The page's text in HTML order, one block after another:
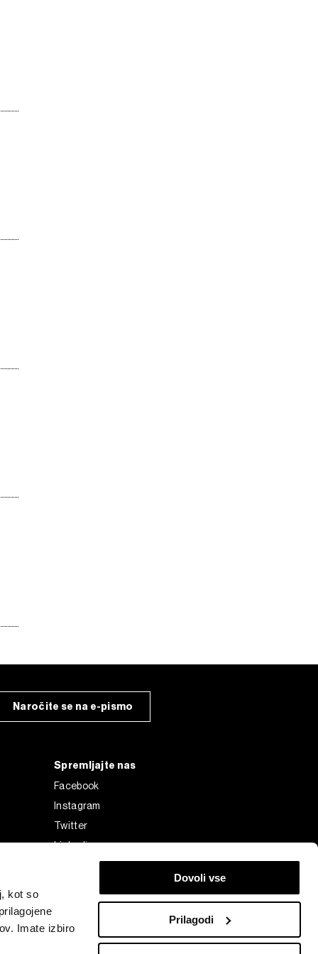
kot so
Imate izbiro
Dovoli vse
Prilagodi
Naročite se na e-pismo
Spremljajte nas
Facebook
Instagram
Twitter
Linkedin